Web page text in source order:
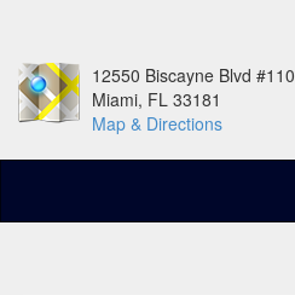
12550 Biscayne Blvd #110
Miami, FL 33181
Map & Directions